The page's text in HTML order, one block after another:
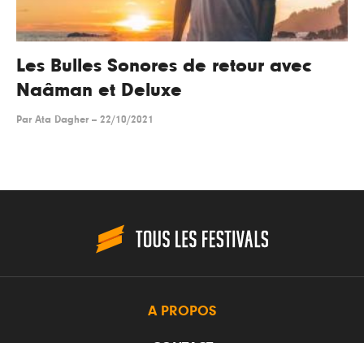
Les Bulles Sonores de retour avec
Naâman et Deluxe
Par Ata Dagher -- 22/10/2021
A PROPOS